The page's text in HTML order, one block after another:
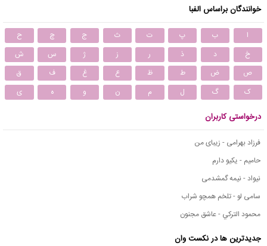
خوانندگان براساس الفبا
ا ب پ ت ث ج چ
ح
خ
د ذ ر ز ژ س
ش
ص
ض ط ظ ع غ ف
ق
ک
گ ل م ن و ه ی
درخواستی کاربران
فرزاد بهرامی - زیبای من
حامیم - یکیو دارم
نیواد - نیمه گمشدمی
سامی لو - تلخم همچو شراب
محمود التركي - عاشق مجنون
جدیدترین ها در نکست وان